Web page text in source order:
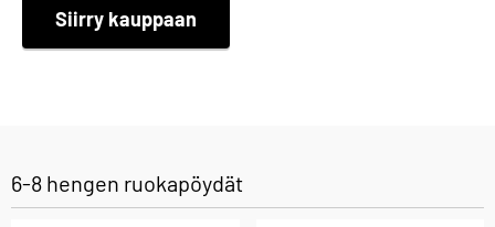
Siirry kauppaan
6-8 hengen ruokapöydät